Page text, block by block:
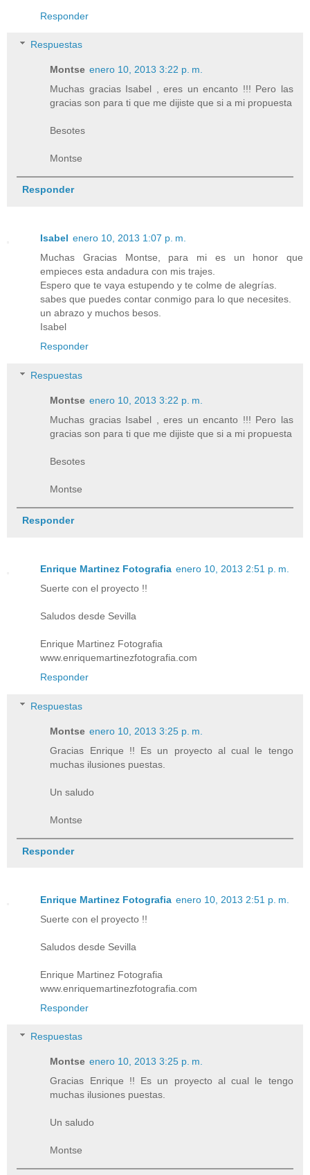
Responder
Respuestas
Montse enero 10, 2013 3:22 p. m.
Muchas gracias Isabel , eres un encanto !!! Pero las
gracias son para ti que me dijiste que si a mi propuesta
Besotes
Montse
Responder
Isabel enero 10, 2013 1:07 p. m.
Muchas Gracias Montse, para mi es un honor que
empieces esta andadura con mis trajes.
Espero que te vaya estupendo y te colme de alegrías.
sabes que puedes contar conmigo para lo que necesites.
un abrazo y muchos besos.
Isabel
Responder
Respuestas
Montse enero 10, 2013 3:22 p. m.
Muchas gracias Isabel , eres un encanto !!! Pero las
gracias son para ti que me dijiste que si a mi propuesta
Besotes
Montse
Responder
Enrique Martinez Fotografia enero 10, 2013 2:51 p. m.
Suerte con el proyecto !!
Saludos desde Sevilla
Enrique Martinez Fotografia
www.enriquemartinezfotografia.com
Responder
Respuestas
Montse enero 10, 2013 3:25 p. m.
Gracias Enrique !! Es un proyecto al cual le tengo
muchas ilusiones puestas.
Un saludo
Montse
Responder
Enrique Martinez Fotografia enero 10, 2013 2:51 p. m.
Suerte con el proyecto !!
Saludos desde Sevilla
Enrique Martinez Fotografia
www.enriquemartinezfotografia.com
Responder
Respuestas
Montse enero 10, 2013 3:25 p. m.
Gracias Enrique !! Es un proyecto al cual le tengo
muchas ilusiones puestas.
Un saludo
Montse